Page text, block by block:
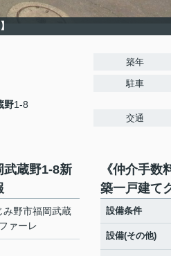
野1-8
築年
駐車
交通
武蔵野1-8新
み野市福岡武蔵
ァーレ
《仲介手
築一戸建て
設備条件
設備(その他)